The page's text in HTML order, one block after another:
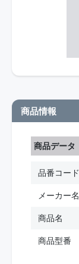
商品情報
商品データ
品番コード
メーカー名
商品名
商品型番